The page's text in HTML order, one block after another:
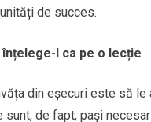
de succes.
l ca pe o lecție
din eșecuri este să
sunt, de fapt, pași